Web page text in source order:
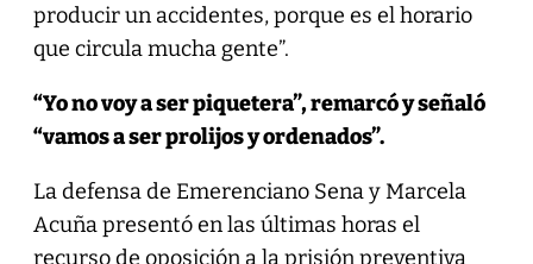
producir un accidentes, porque es el horario
que circula mucha gente”.
“Yo no voy a ser piquetera”, remarcó y señaló
“vamos a ser prolijos y ordenados”.
La defensa de Emerenciano Sena y Marcela
Acuña presentó en las últimas horas el
recurso de oposición a la prisión preventiva